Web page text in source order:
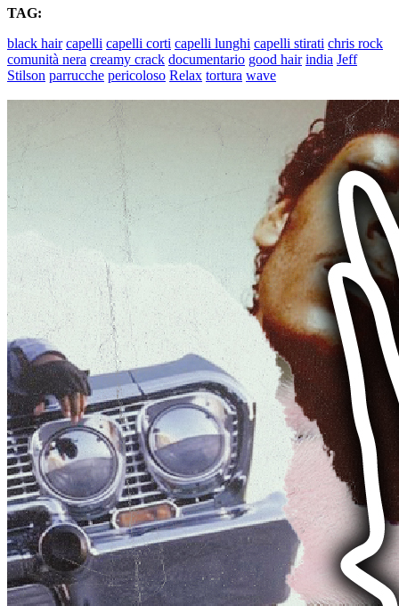
TAG:
black hair capelli capelli corti capelli lunghi capelli stirati chris rock
comunità nera creamy crack documentario good hair india Jeff
Stilson parrucche pericoloso Relax tortura wave